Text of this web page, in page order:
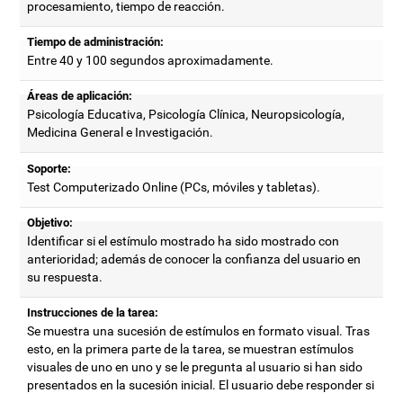
procesamiento, tiempo de reacción.
Tiempo de administración:
Entre 40 y 100 segundos aproximadamente.
Áreas de aplicación:
Psicología Educativa, Psicología Clínica, Neuropsicología,
Medicina General e Investigación.
Soporte:
Test Computerizado Online (PCs, móviles y tabletas).
Objetivo:
Identificar si el estímulo mostrado ha sido mostrado con
anterioridad; además de conocer la confianza del usuario en
su respuesta.
Instrucciones de la tarea:
Se muestra una sucesión de estímulos en formato visual. Tras
esto, en la primera parte de la tarea, se muestran estímulos
visuales de uno en uno y se le pregunta al usuario si han sido
presentados en la sucesión inicial. El usuario debe responder si